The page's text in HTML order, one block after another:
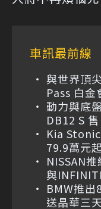
車訊最前線
與世界頂
Pass 白
動力與底
DB12 S
Kia
79.9萬元
NISSAN
與
BMW推
送晶華三